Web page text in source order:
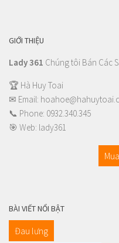
GIỚI THIỆU
Lady 361 Chúng tôi Bán Các
🏆 Hà Huy Toai
✉ Email:
📞 Phone: 0932.340.345
🎯 Web: lady361
BÀI VIẾT NỔI BẬT
Đau lưng